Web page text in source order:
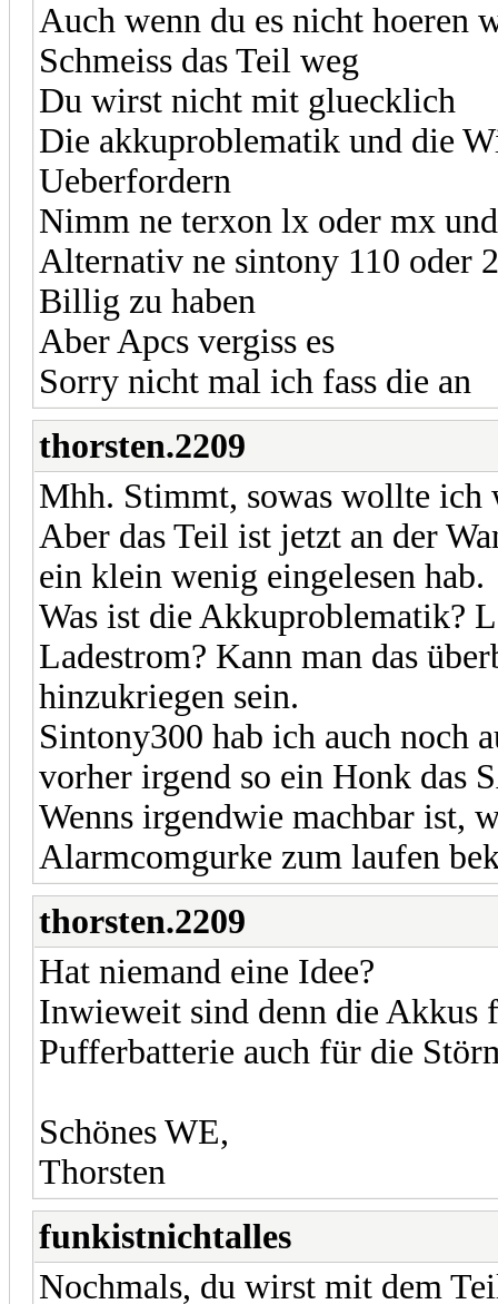
Auch wenn du es nicht hoeren
Schmeiss das Teil weg
Du wirst nicht mit gluecklich
Die akkuproblematik und die
Ueberfordern
Nimm ne terxon lx oder mx
Alternativ ne sintony 110 oder
Billig zu haben
Aber Apcs vergiss es
Sorry nicht mal ich fass die an
thorsten.2209
Mhh. Stimmt, sowas wollte
Aber das Teil ist jetzt an der
ein klein wenig eingelesen hab.
Was ist die Akkuproblematik?
Ladestrom? Kann man das
hinzukriegen sein.
Sintony300 hab ich auch noch
vorher irgend so ein Honk das
Wenns irgendwie machbar ist,
Alarmcomgurke zum laufen
thorsten.2209
Hat niemand eine Idee?
Inwieweit sind denn die Akkus
Pufferbatterie auch für die
Schönes WE,
Thorsten
funkistnichtalles
Nochmals, du wirst mit dem